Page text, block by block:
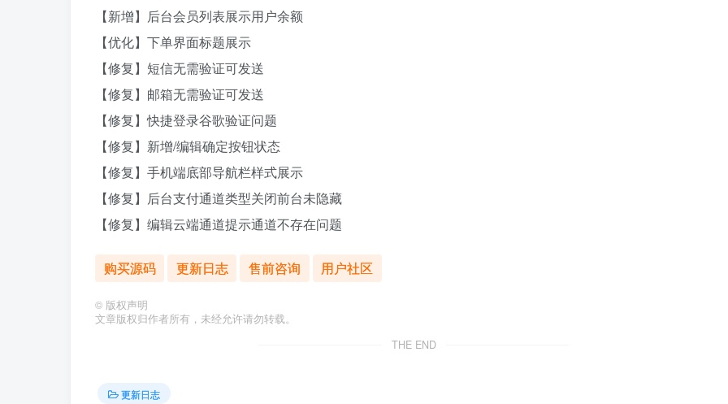
【新增】后台会员列表展示用户余额
【优化】下单界面标题展示
【修复】短信无需验证可发送
【修复】邮箱无需验证可发送
【修复】快捷登录谷歌验证问题
【修复】新增/编辑确定按钮状态
【修复】手机端底部导航栏样式展示
【修复】后台支付通道类型关闭前台未隐藏
【修复】编辑云端通道提示通道不存在问题
购买源码 更新日志 售前咨询 用户社区
© 版权声明
文章版权归作者所有，未经允许请勿转载。
THE END
更新日志